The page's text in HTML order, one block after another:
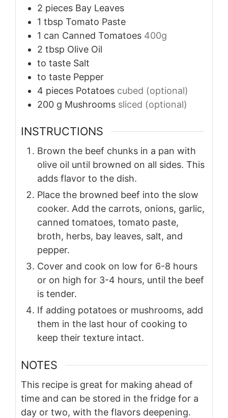
2 pieces Bay Leaves
1 tbsp Tomato Paste
1 can Canned Tomatoes 400g
2 tbsp Olive Oil
to taste Salt
to taste Pepper
4 pieces Potatoes cubed (optional)
200 g Mushrooms sliced (optional)
INSTRUCTIONS
Brown the beef chunks in a pan with
olive oil until browned on all sides. This
adds flavor to the dish.
Place the browned beef into the slow
cooker. Add the carrots, onions, garlic,
canned tomatoes, tomato paste,
broth, herbs, bay leaves, salt, and
pepper.
Cover and cook on low for 6-8 hours
or on high for 3-4 hours, until the beef
is tender.
If adding potatoes or mushrooms, add
them in the last hour of cooking to
keep their texture intact.
NOTES
This recipe is great for making ahead of
time and can be stored in the fridge for a
day or two, with the flavors deepening.